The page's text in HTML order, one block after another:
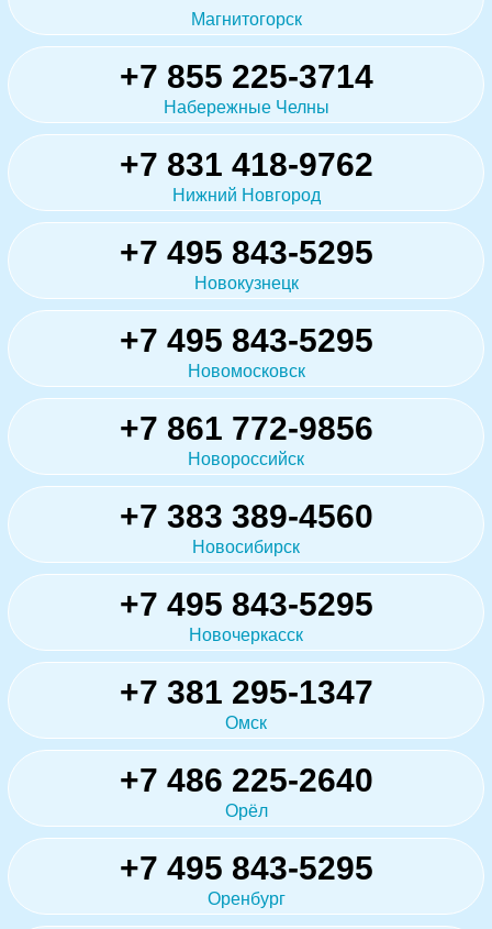
Магнитогорск
+7 855 225-3714
Набережные Челны
+7 831 418-9762
Нижний Новгород
+7 495 843-5295
Новокузнецк
+7 495 843-5295
Новомосковск
+7 861 772-9856
Новороссийск
+7 383 389-4560
Новосибирск
+7 495 843-5295
Новочеркасск
+7 381 295-1347
Омск
+7 486 225-2640
Орёл
+7 495 843-5295
Оренбург